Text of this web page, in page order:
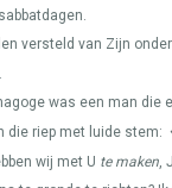
versteld van Zijn
was een man die
die riep met luide stem:
wij met U te maken,